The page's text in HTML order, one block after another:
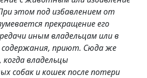
этом под избавлением от
прекращение его
иным владельцам или в
содержания, приют. Сюда же
владельцы
собак и кошек после потери